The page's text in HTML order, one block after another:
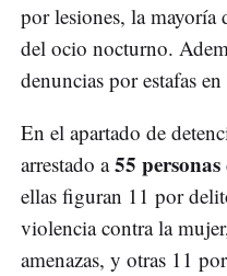
por lesiones, la mayoría
del ocio nocturno.
denuncias por estafas
En el apartado de
arrestado a55 personas
ellas figuran 11 por
violencia contra la
amenazas, y otras 11